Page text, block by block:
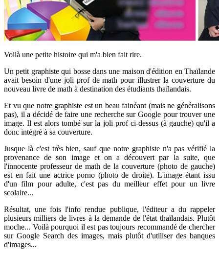
Voilà une petite histoire qui m'a bien fait rire.
Un petit graphiste qui bosse dans une maison d'édition en Thaïlande
avait besoin d'une joli prof de math pour illustrer la couverture du
nouveau livre de math à destination des étudiants thaïlandais.
Et vu que notre graphiste est un beau fainéant (mais ne généralisons
pas), il a décidé de faire une recherche sur Google pour trouver une
image. Il est alors tombé sur la joli prof ci-dessus (à gauche) qu'il a
donc intégré à sa couverture.
Jusque là c'est très bien, sauf que notre graphiste n'a pas vérifié la
provenance de son image et on a découvert par la suite, que
l'innocente professeur de math de la couverture (photo de gauche)
est en fait une actrice porno (photo de droite). L'image étant issu
d'un film pour adulte, c'est pas du meilleur effet pour un livre
scolaire...
Résultat, une fois l'info rendue publique, l'éditeur a du rappeler
plusieurs milliers de livres à la demande de l'état thaïlandais. Plutôt
moche... Voilà pourquoi il est pas toujours recommandé de chercher
sur Google Search des images, mais plutôt d'utiliser des banques
d'images...